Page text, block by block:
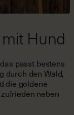
Hund
passt bestens
durch den Wald,
die goldene
neben